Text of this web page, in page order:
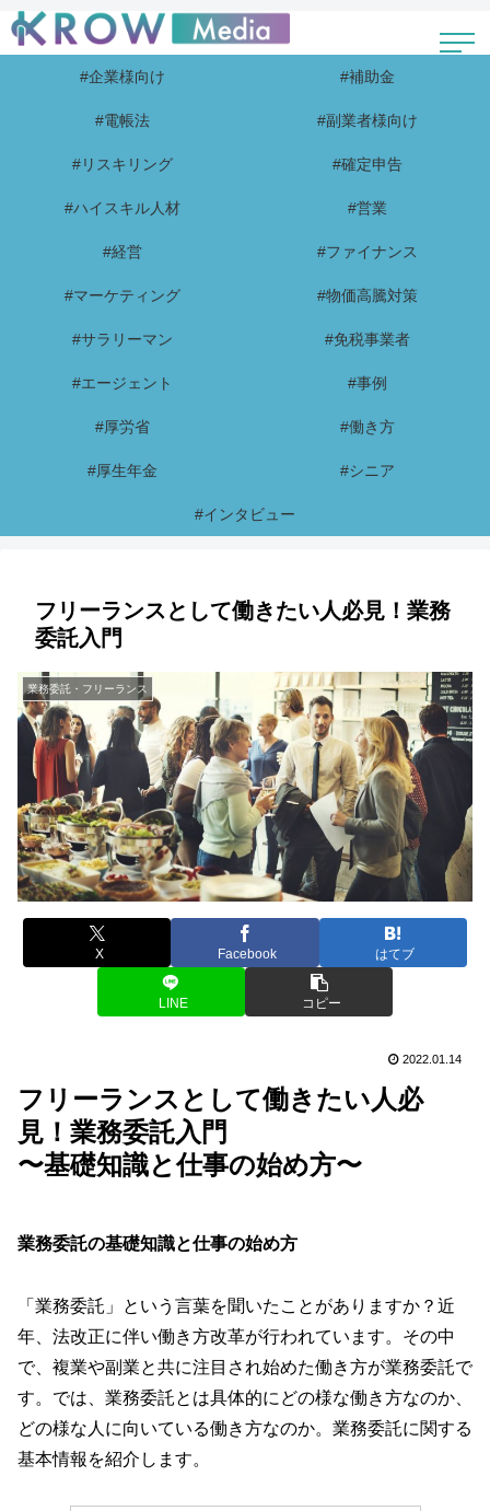
#企業様向け #補助金
#電帳法 #副業者様向け
#リスキリング #確定申告
#ハイスキル人材 #営業
#経営 #ファイナンス
#マーケティング #物価高騰対策
#サラリーマン #免税事業者
#エージェント #事例
#厚労省 #働き方
#厚生年金 #シニア
#インタビュー
フリーランスとして働きたい人必見！業務
委託入門
業務委託・フリーランス
X Facebook はてブ
LINE コピー
2022.01.14
フリーランスとして働きたい人必
見！業務委託入門
〜基礎知識と仕事の始め方〜
業務委託の基礎知識と仕事の始め方
「業務委託」という言葉を聞いたことがありますか？近
年、法改正に伴い働き方改革が行われています。その中
で、複業や副業と共に注目され始めた働き方が業務委託で
す。では、業務委託とは具体的にどの様な働き方なのか、
どの様な人に向いている働き方なのか。業務委託に関する
基本情報を紹介します。